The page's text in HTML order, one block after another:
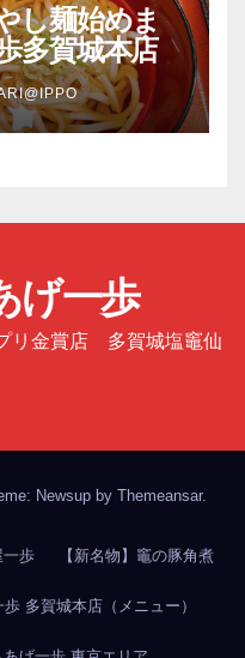
し麺始めま
多賀城本店
げ一歩
リ金賞店 多賀城塩竈仙
Newsup by Themeansar.
一歩 【新名物】竈の豚角煮
歩 多賀城本店（メニュー）